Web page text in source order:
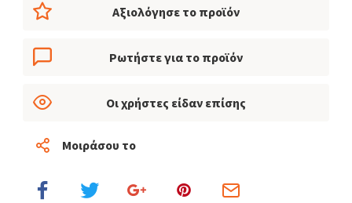
Αξιολόγησε το προϊόν
Ρωτήστε για το προϊόν
Οι χρήστες είδαν επίσης
Μοιράσου το